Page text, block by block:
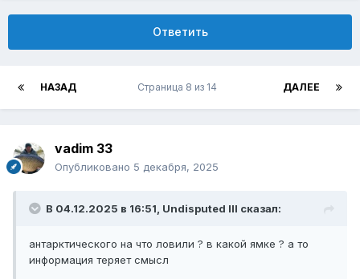
Ответить
НАЗАД ДАЛЕЕ
Страница 8 из 14
vadim 33
Опубликовано 5 декабря, 2025
В 04.12.2025 в 16:51, Undisputed III сказал:
антарктического на что ловили ? в какой ямке ? а то
информация теряет смысл